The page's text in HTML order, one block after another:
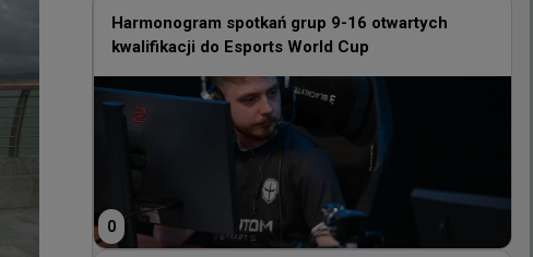
kwalifikacji do Esports World Cup
summit1g udowodnił, ze 1G można zrobić
Harmonogram spotkań grup 9-16 otwartych
kwalifikacji do Esports World Cup
0